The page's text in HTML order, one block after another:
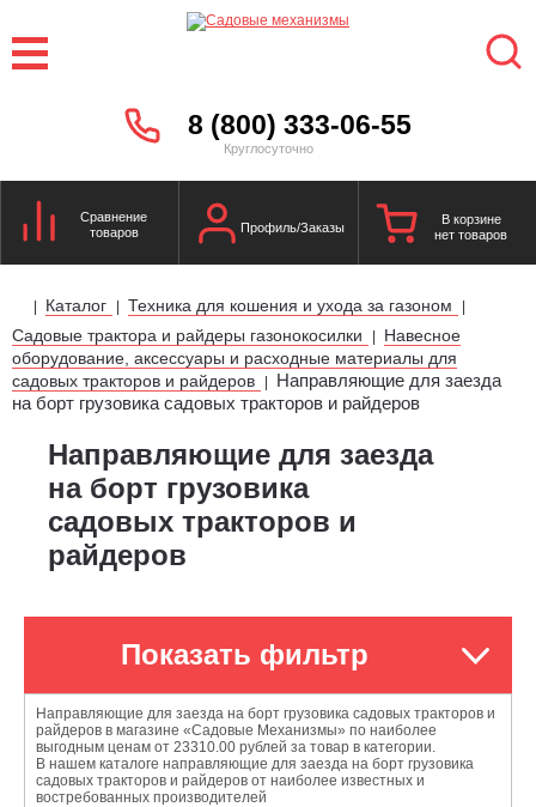
8 (800) 333-06-55
Круглосуточно
Сравнение
товаров
Профиль/Заказы
В корзине
нет товаров
| Каталог | Техника для кошения и ухода за газоном |
Садовые трактора и райдеры газонокосилки |
Навесное
оборудование, аксессуары и расходные материалы для
садовых тракторов и райдеров
|
Направляющие для заезда
на борт грузовика садовых тракторов и райдеров
Направляющие для заезда
на борт грузовика
садовых тракторов и
райдеров
Показать фильтр
Направляющие для заезда на борт грузовика садовых тракторов и
райдеров в магазине «Садовые Механизмы» по наиболее
выгодным ценам от 23310.00 рублей за товар в категории.
В нашем каталоге направляющие для заезда на борт грузовика
садовых тракторов и райдеров от наиболее известных и
востребованных производителей